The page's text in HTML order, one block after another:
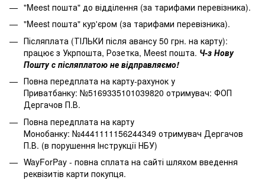
"Meest пошта" до відділення (за тарифами перевізника).
"Meest пошта" кур'єром (за тарифами перевізника).
Післяплата (ТІЛЬКИ після авансу 50 грн. на карту):
працює з Укрпошта, Розетка, Meest пошта. Ч-з Нову
Пошту с післяплатою не відправляємо!
Повна передплата на карту-рахунок у
Приватбанку: №5169335101039820 отримувач: ФОП
Дергачов П.В.
Повна передплата на карту
Монобанку: №4441111156244349 отримувач Дергачов
П.В. (в порушення Інструкції НБУ)
WayForPay - повна сплата на сайті шляхом введення
реквізитів карти покупця.